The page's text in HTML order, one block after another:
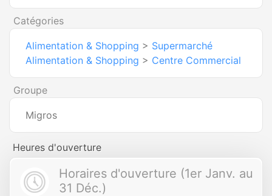
Catégories
Alimentation & Shopping > Supermarché
Alimentation & Shopping > Centre Commercial
Groupe
Migros
Heures d'ouverture
Horaires d'ouverture (1er Janv. au
31 Déc.)